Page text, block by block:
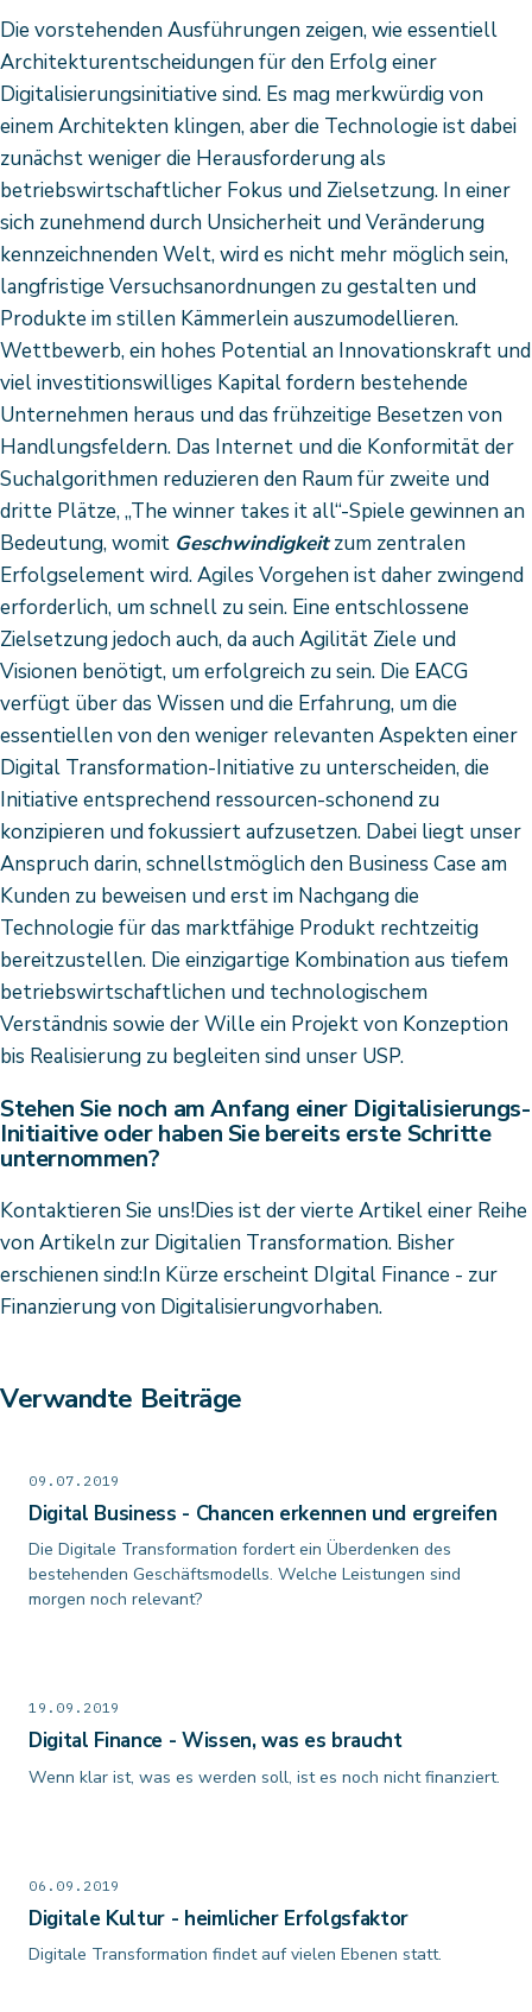
Die vorstehenden Ausführungen zeigen, wie essentiell
Architekturentscheidungen für den Erfolg einer
Digitalisierungsinitiative sind. Es mag merkwürdig von
einem Architekten klingen, aber die Technologie ist dabei
zunächst weniger die Herausforderung als
betriebswirtschaftlicher Fokus und Zielsetzung. In einer
sich zunehmend durch Unsicherheit und Veränderung
kennzeichnenden Welt, wird es nicht mehr möglich sein,
langfristige Versuchsanordnungen zu gestalten und
Produkte im stillen Kämmerlein auszumodellieren.
Wettbewerb, ein hohes Potential an Innovationskraft und
viel investitionswilliges Kapital fordern bestehende
Unternehmen heraus und das frühzeitige Besetzen von
Handlungsfeldern. Das Internet und die Konformität der
Suchalgorithmen reduzieren den Raum für zweite und
dritte Plätze, „The winner takes it all“-Spiele gewinnen an
Bedeutung, womit Geschwindigkeitzum zentralen
Erfolgselement wird. Agiles Vorgehen ist daher zwingend
erforderlich, um schnell zu sein. Eine entschlossene
Zielsetzung jedoch auch, da auch Agilität Ziele und
Visionen benötigt, um erfolgreich zu sein. Die EACG
verfügt über das Wissen und die Erfahrung, um die
essentiellen von den weniger relevanten Aspekten einer
Digital Transformation-Initiative zu unterscheiden, die
Initiative entsprechend ressourcen-schonend zu
konzipieren und fokussiert aufzusetzen. Dabei liegt unser
Anspruch darin, schnellstmöglich den Business Case am
Kunden zu beweisen und erst im Nachgang die
Technologie für das marktfähige Produkt rechtzeitig
bereitzustellen. Die einzigartige Kombination aus tiefem
betriebswirtschaftlichen und technologischem
Verständnis sowie der Wille ein Projekt von Konzeption
bis Realisierung zu begleiten sind unser USP.
Stehen Sie noch am Anfang einer Digitalisierungs-
Initiaitive oder haben Sie bereits erste Schritte
unternommen?
Kontaktieren Sie uns!Dies ist der vierte Artikel einer Reihe
von Artikeln zur Digitalien Transformation. Bisher
erschienen sind:In Kürze erscheint DIgital Finance - zur
Finanzierung von Digitalisierungvorhaben.
Verwandte Beiträge
09.07.2019
Digital Business - Chancen erkennen und ergreifen
Die Digitale Transformation fordert ein Überdenken des
bestehenden Geschäftsmodells. Welche Leistungen sind
morgen noch relevant?
19.09.2019
Digital Finance - Wissen, was es braucht
Wenn klar ist, was es werden soll, ist es noch nicht finanziert.
06.09.2019
Digitale Kultur - heimlicher Erfolgsfaktor
Digitale Transformation findet auf vielen Ebenen statt.